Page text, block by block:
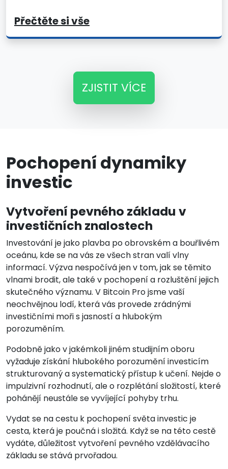
Přečtěte si vše
ZJISTIT VÍCE
Pochopení dynamiky
investic
Vytvoření pevného základu v
investičních znalostech
Investování je jako plavba po obrovském a bouřlivém
oceánu, kde se na vás ze všech stran valí vlny
informací. Výzva nespočívá jen v tom, jak se těmito
vlnami brodit, ale také v pochopení a rozluštění jejich
skutečného významu. V Bitcoin Pro jsme vaší
neochvějnou lodí, která vás provede zrádnými
investičními moři s jasností a hlubokým
porozuměním.
Podobně jako v jakémkoli jiném studijním oboru
vyžaduje získání hlubokého porozumění investicím
strukturovaný a systematický přístup k učení. Nejde o
impulzivní rozhodnutí, ale o rozplétání složitostí, které
pohánějí neustále se vyvíjející pohyby trhu.
Vydat se na cestu k pochopení světa investic je
cesta, která je poučná i složitá. Když se na této cestě
vydáte, důležitost vytvoření pevného vzdělávacího
základu se stává prvořadou.